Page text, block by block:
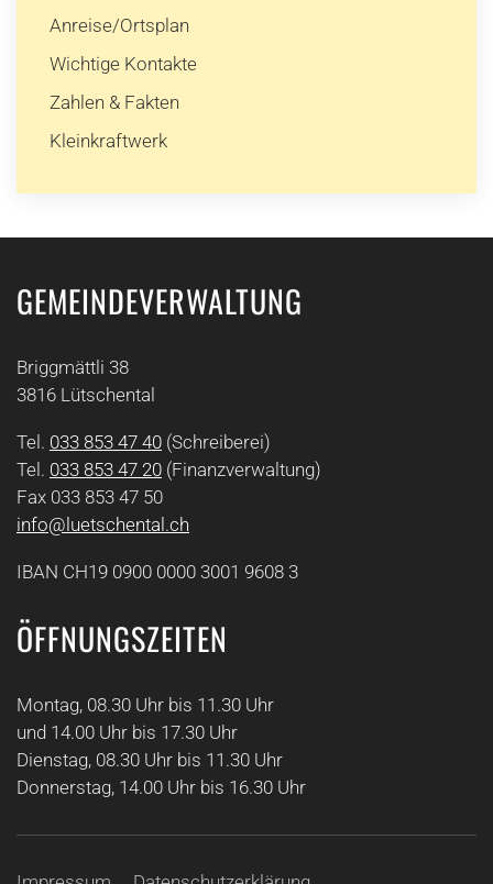
Anreise/Ortsplan
Wichtige Kontakte
Zahlen & Fakten
Kleinkraftwerk
GEMEINDEVERWALTUNG
Briggmättli 38
3816 Lütschental
Tel. 033 853 47 40 (Schreiberei)
Tel. 033 853 47 20 (Finanzverwaltung)
Fax 033 853 47 50
info@luetschental.ch
IBAN CH19 0900 0000 3001 9608 3
ÖFFNUNGSZEITEN
Montag, 08.30 Uhr bis 11.30 Uhr
und 14.00 Uhr bis 17.30 Uhr
Dienstag, 08.30 Uhr bis 11.30 Uhr
Donnerstag, 14.00 Uhr bis 16.30 Uhr